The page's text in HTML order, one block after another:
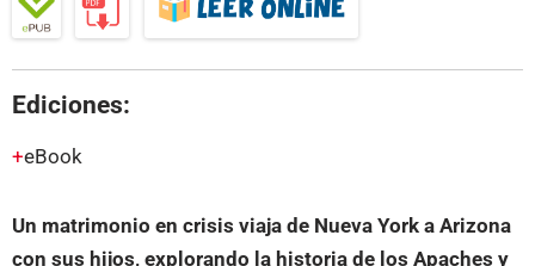
Ediciones:
eBook
Un matrimonio en crisis viaja de Nueva York a Arizona
con sus hijos, explorando la historia de los Apaches y